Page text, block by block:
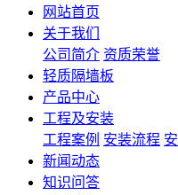
网站首页
关于我们
公司简介 资质荣誉
轻质隔墙板
产品中心
工程及安装
工程案例 安装流程
新闻动态
知识问答